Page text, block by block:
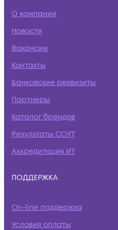
О компании
Новости
Вакансии
Контакты
Банковские реквизиты
Партнеры
Каталог брендов
Результаты СОУТ
Аккредитация ИТ
ПОДДЕРЖКА
On-line поддержка
Условия оплаты